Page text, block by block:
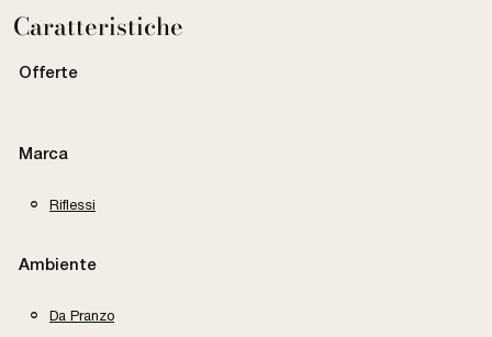
Caratteristiche
Offerte
Marca
Riflessi
Ambiente
Da Pranzo